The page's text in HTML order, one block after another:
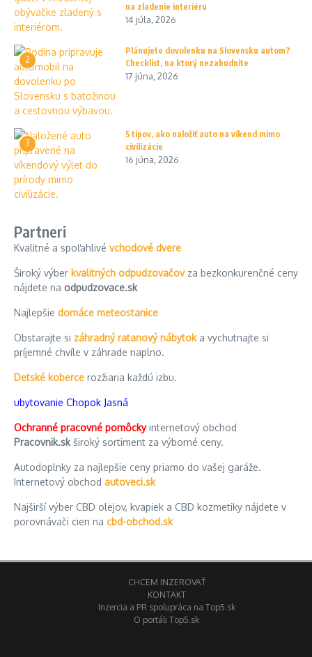
na zladenie interiéru
14 júla, 2026
2
Plánujete dovolenku na Slovensku autom?
Checklist, na ktorý nezabudnite
17 júna, 2026
3
5 tipov, ako naložiť auto na víkend mimo
civilizácie
16 júna, 2026
Partneri
Kvalitné a spoľahlivé vchodové dvere
Široký výber kvalitných odpudzovačovza bezkonkurenčné ceny
nájdete na odpudzovace.sk
Najlepšie domáce meteostanice
Obstarajte si záhradný ratanový nábytoka vychutnajte si
príjemné chvíle v záhrade naplno.
Detské koberce rozžiaria každú izbu.
ubytovanie Chopok Jasná
Ochranné pracovné pomôckyinternetový obchod
Pracovnik.skširoký sortiment za výborné ceny.
Autodoplnky za najlepšie ceny priamo do vašej garáže.
Internetový obchod autoveci.sk
Najširší výber CBD olejov, kvapiek a CBD kozmetiky nájdete v
porovnávači cien na cbd-obchod.sk
CHCEM INZEROVAŤ
KONTAKT
Inzercia a PR spolupráca na Top5.sk
O portáli Top5.sk